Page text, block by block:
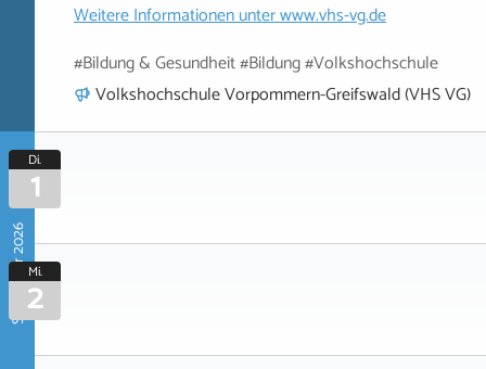
Weitere Informationen unterwww.vhs-vg.de
#Bildung & Gesundheit #Bildung #Volkshochschule
Volkshochschule Vorpommern-Greifswald (VHS VG)
September 2026
Di.
1
Mi.
2